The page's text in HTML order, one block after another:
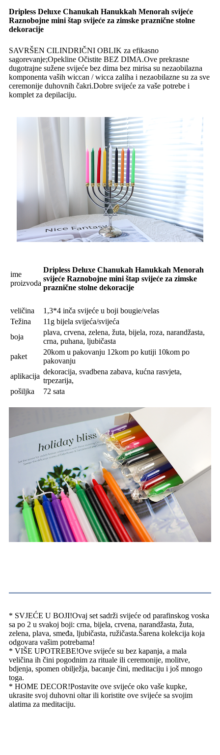
Dripless Deluxe Chanukah Hanukkah Menorah svijeće
Raznobojne mini štap svijeće za zimske praznične stolne
dekoracije
SAVRŠEN CILINDRIČNI OBLIK za efikasno
sagorevanje;Opekline Očistite BEZ DIMA.Ove prekrasne
dugotrajne sužene svijeće bez dima bez mirisa su nezaobilazna
komponenta vaših wiccan / wicca zaliha i nezaobilazne su za sve
ceremonije duhovnih čakri.Dobre svijeće za vaše potrebe i
komplet za depilaciju.
ime
proizvoda
Dripless Deluxe Chanukah Hanukkah Menorah
svijeće Raznobojne mini štap svijeće za zimske
praznične stolne dekoracije
veličina
1,3*4 inča svijeće u boji bougie/velas
Težina
11g bijela svijeća/svijeća
boja
plava, crvena, zelena, žuta, bijela, roza, narandžasta,
crna, puhana, ljubičasta
paket
20kom u pakovanju 12kom po kutiji 10kom po
pakovanju
aplikacija
dekoracija, svadbena zabava, kućna rasvjeta,
trpezarija,
pošiljka
72 sata
* SVJEĆE U BOJI!Ovaj set sadrži svijeće od parafinskog voska
sa po 2 u svakoj boji: crna, bijela, crvena, narandžasta, žuta,
zelena, plava, smeđa, ljubičasta, ružičasta.Šarena kolekcija koja
odgovara vašim potrebama!
* VIŠE UPOTREBE!Ove svijeće su bez kapanja, a mala
veličina ih čini pogodnim za rituale ili ceremonije, molitve,
bdjenja, spomen obilježja, bacanje čini, meditaciju i još mnogo
toga.
* HOME DECOR!Postavite ove svijeće oko vaše kupke,
ukrasite svoj duhovni oltar ili koristite ove svijeće sa svojim
alatima za meditaciju.